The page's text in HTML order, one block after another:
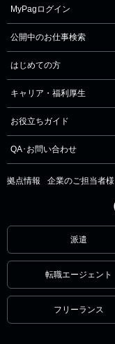
MyPagログイン
公開中のお仕事検索
はじめての方
キャリア・福利厚生
お役立ちガイド
QA･お問い合わせ
拠点情報 企業のご担当者様
派遣
転職エージェント
フリーランス